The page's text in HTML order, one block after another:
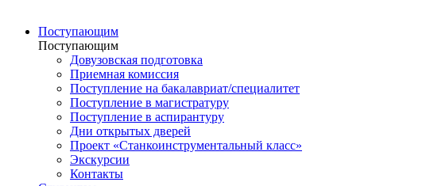
Поступающим
Поступающим
Довузовская подготовка
Приемная комиссия
Поступление на бакалавриат/специалитет
Поступление в магистратуру
Поступление в аспирантуру
Дни открытых дверей
Проект «Станкоинструментальный класс»
Экскурсии
Контакты